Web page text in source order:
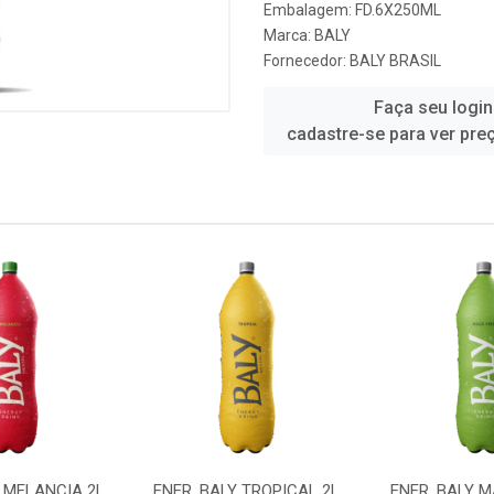
Embalagem: FD.6X250ML
Marca: BALY
Fornecedor: BALY BRASIL
Faça seu
cadastre-se para ver